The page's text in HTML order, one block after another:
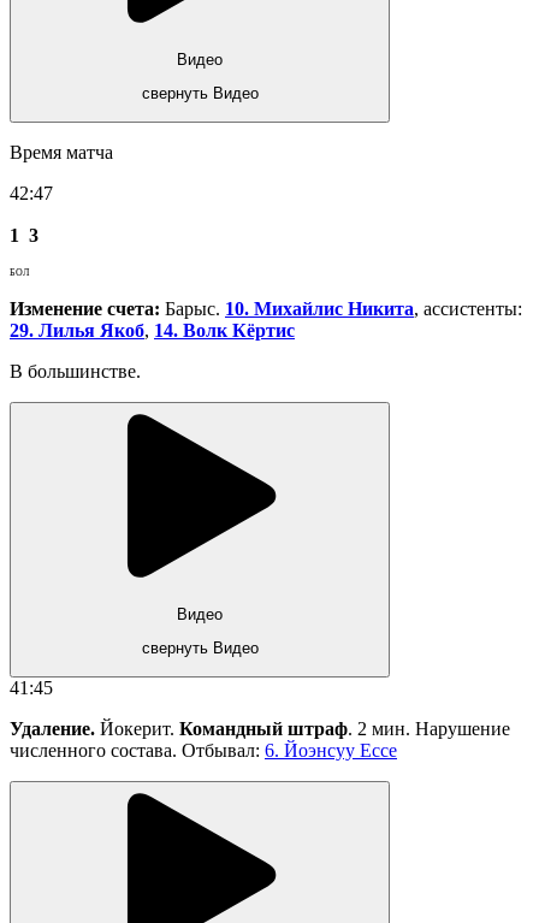
Видео
свернуть Видео
Время матча
42:47
1 3
БОЛ
Изменение счета: Барыс. 10. Михайлис Никита, ассистенты:
29. Лилья Якоб, 14. Волк Кёртис
В большинстве.
Видео
свернуть Видео
41:45
Удаление. Йокерит. Командный штраф. 2 мин. Нарушение
численного состава. Отбывал: 6. Йоэнсуу Ессе